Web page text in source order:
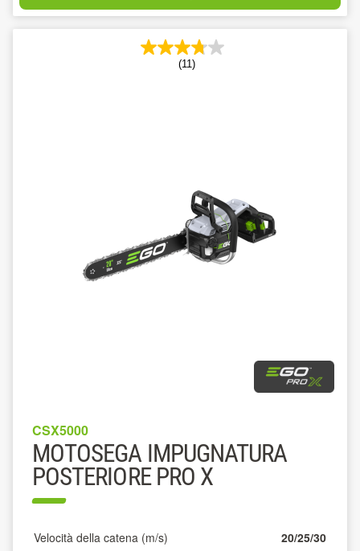
(11)
CSX5000
MOTOSEGA IMPUGNATURA
POSTERIORE PRO X
Velocità della catena (m/s) 20/25/30